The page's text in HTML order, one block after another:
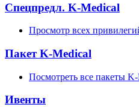
Спецпредл. K-Medical
Просмотр всех
Пакет K-Medical
Посмотреть все пакеты
Ивенты